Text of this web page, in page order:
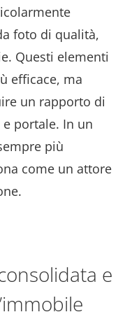
foto di qualità,
Questi elementi
efficace, ma
un rapporto di
portale. In un
più
come un attore
e